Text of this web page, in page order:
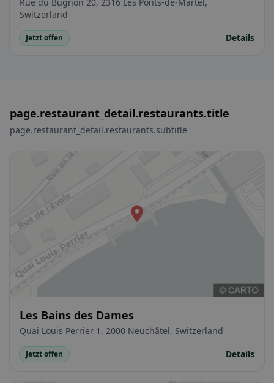
Switzerland
Jetzt offen Details
page.restaurant_detail.restaurants.title
page.restaurant_detail.restaurants.subtitle
Les Bains des Dames
Quai Louis Perrier 1, 2000 Neuchâtel, Switzerland
Jetzt offen Details